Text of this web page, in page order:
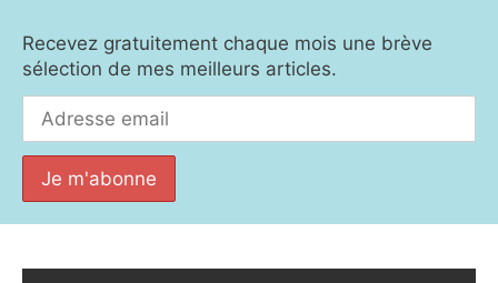
Recevez gratuitement chaque mois une brève
sélection de mes meilleurs articles.